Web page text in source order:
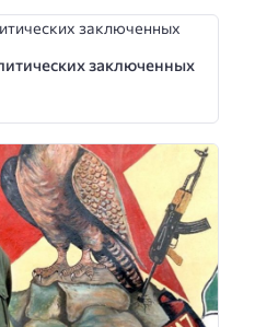
заключенных